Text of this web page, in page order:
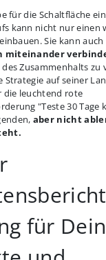
für die Schaltfläche
kann nicht nur einen
Sie kann auch
miteinander
des Zusammenhalts
Strategie auf seiner
die leuchtend rote
"Teste 30 Tage
aber nicht
für